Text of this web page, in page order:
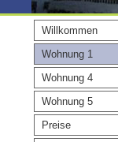
Willkommen
Wohnung 1
Wohnung 4
Wohnung 5
Preise